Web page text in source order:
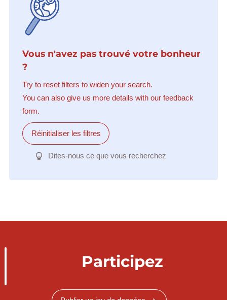
Vous n'avez pas trouvé votre bonheur
?
Try to reset filters to widen your search.
You can also give us more details with our feedback
form.
Réinitialiser les filtres
Dites-nous ce que vous recherchez
Participez